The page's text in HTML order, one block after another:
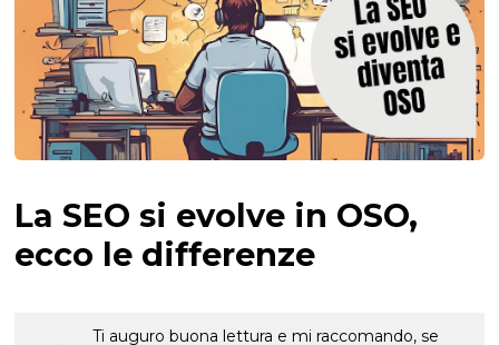
La SEO si evolve in OSO,
ecco le differenze
Ti auguro buona lettura e mi raccomando, se